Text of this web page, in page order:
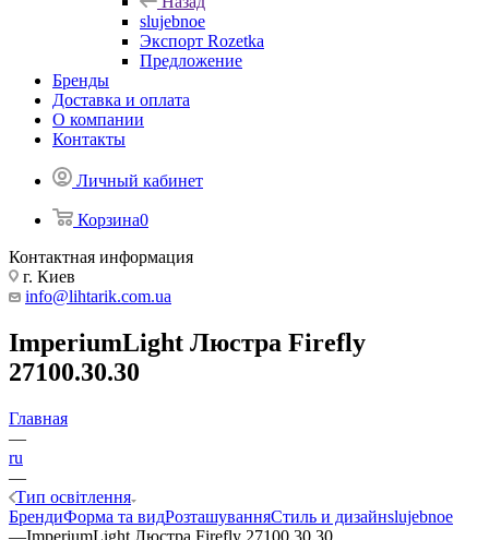
slujebnoe
Экспорт Rozetka
Предложение
Бренды
Доставка и оплата
О компании
Контакты
Личный кабинет
Корзина0
Контактная информация
г. Киев
info@lihtarik.com.ua
ImperiumLight Люстра Firefly
27100.30.30
Главная
—
ru
—
Тип освітлення
БрендиФорма та видРозташуванняСтиль и дизайнslujebnoe
—ImperiumLight Люстра Firefly 27100.30.30